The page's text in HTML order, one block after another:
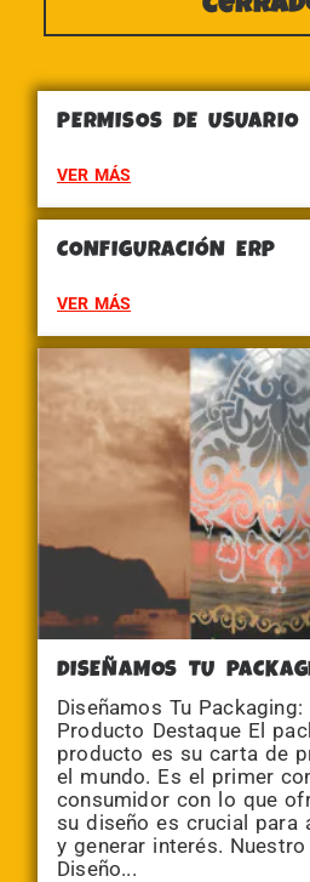
PERMISOS DE USUARIO
VER MÁS
CONFIGURACIÓN ERP
VER MÁS
DISEÑAMOS TU
Diseñamos Tu Packaging:
Producto Destaque El
producto es su carta de
el mundo. Es el primer
consumidor con lo que
su diseño es crucial para
y generar interés.
Diseño...